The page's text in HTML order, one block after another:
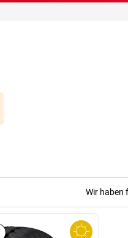
Wir haben